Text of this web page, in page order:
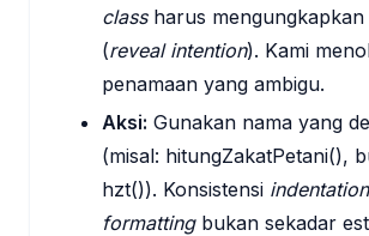
classharus mengungkapkan
(reveal intention). Kami
penamaan yang ambigu.
Aksi: Gunakan nama yang
(misal: hitungZakatPetani(),
hzt()). Konsistensi indentation
formattingbukan sekadar